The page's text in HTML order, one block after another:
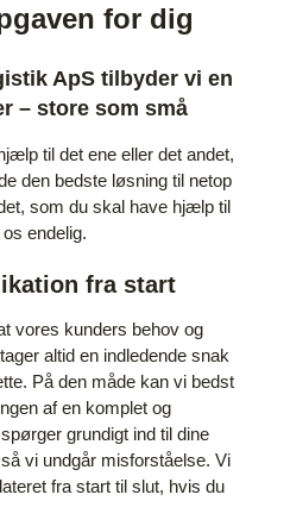
for dig
ApS tilbyder vi en
– store som små
til det ene eller det andet,
den bedste løsning til netop
som du skal have hjælp til
endelig.
fra start
vores kunders behov og
altid en indledende snak
På den måde kan vi bedst
af en komplet og
grundigt ind til dine
vi undgår misforståelse. Vi
fra start til slut, hvis du